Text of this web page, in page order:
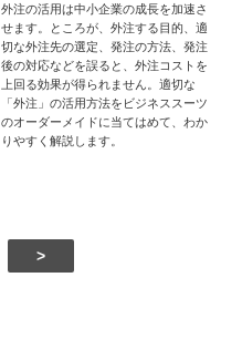
外注の活用は中小企業の成長を加速さ
せます。ところが、外注する目的、適
切な外注先の選定、発注の方法、発注
後の対応などを誤ると、外注コストを
上回る効果が得られません。適切な
「外注」の活用方法をビジネススーツ
のオーダーメイドに当てはめて、わか
りやすく解説します。
>